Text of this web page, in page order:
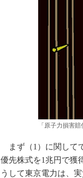
「原子力損害
まず（1）に関して
優先株式を1兆円で獲
うして東京電力は、